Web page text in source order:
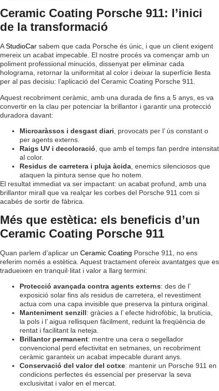
Ceramic Coating Porsche 911: l’inici
de la transformació
AStudioCar sabem que cada Porsche és únic, i que un client exigent
mereix un acabat impecable. El nostre procés va començar amb un
poliment professional minuciós, dissenyat per eliminar cada
holograma, retornar la uniformitat al color i deixar la superfície llesta
per al pas decisiu: l’aplicació del Ceramic Coating Porsche 911.
Aquest recobriment ceràmic, amb una durada de fins a 5 anys, es va
convertir en la clau per potenciar la brillantor i garantir una protecció
duradora davant:
Microaràssos i desgast diari, provocats per l’ ús constant o
per agents externs.
Raigs UV i decoloració, que amb el temps fan perdre intensitat
al color.
Residus de carretera i pluja àcida, enemics silenciosos que
ataquen la pintura sense que ho notem.
El resultat immediat va ser impactant: un acabat profund, amb una
brillantor mirall que va realçar les corbes del Porsche 911 com si
acabés de sortir de fàbrica.
Més que estètica: els beneficis d’un
Ceramic Coating Porsche 911
Quan parlem d’aplicar un Ceramic Coating Porsche 911, no ens
referim només a estètica. Aquest tractament ofereix avantatges que es
tradueixen en tranquil·litat i valor a llarg termini:
Protecció avançada contra agents externs: des de l’
exposició solar fins als residus de carretera, el revestiment
actua com una capa invisible que preserva la pintura original.
Manteniment senzill: gràcies a l’ efecte hidrofòbic, la brutícia,
la pols i l’ aigua rellisquen fàcilment, reduint la freqüència de
rentat i facilitant la neteja.
Brillantor permanent: mentre una cera o segellador
convencional perd efectivitat en setmanes, un recobriment
ceràmic garanteix un acabat impecable durant anys.
Conservació del valor del cotxe: mantenir un Porsche 911 en
condicions perfectes és essencial per preservar la seva
exclusivitat i valor en el mercat.